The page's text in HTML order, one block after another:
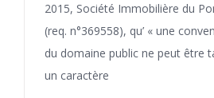
2015, Société Immobilière du
(req. n°369558), qu’ « une
du domaine public ne peut être
un caractère